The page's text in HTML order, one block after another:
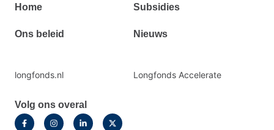
Primair
Home Subsidies
Ons beleid Nieuws
Secundaire
longfonds.nl Longfonds Accelerate
Volg ons overal